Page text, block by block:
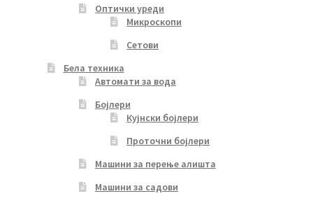
Оптички уреди
Микроскопи
Сетови
Бела техника
Автомати за вода
Бојлери
Кујнски бојлери
Проточни бојлери
Машини за перење алишта
Машини за садови